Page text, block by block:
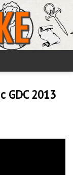
GDC 2013